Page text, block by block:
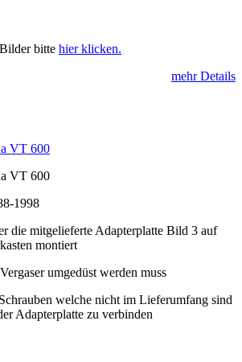
bitte hier klicken.
mehr Details
VT 600
VT 600
1998
die mitgelieferte Adapterplatte Bild 3 auf
montiert
umgedüst werden muss
welche nicht im Lieferumfang sind
Adapterplatte zu verbinden